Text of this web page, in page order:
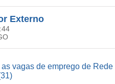
Externo
as vagas de emprego de Rede